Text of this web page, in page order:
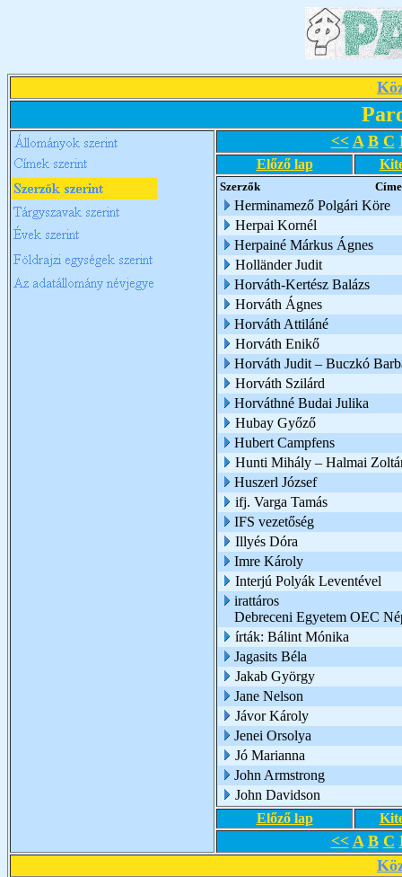
<< A B C
Előző lap
Szerzők
Herminamező Polgári Köre
Herpai Kornél
Herpainé Márkus Ágnes
Holländer Judit
Horváth-Kertész Balázs
Horváth Ágnes
Horváth Attiláné
Horváth Enikő
Horváth Judit – Buczkó
Horváth Szilárd
Horváthné Budai Julika
Hubay Győző
Hubert Campfens
Hunti Mihály – Halmai
Huszerl József
ifj. Varga Tamás
IFS vezetőség
Illyés Dóra
Imre Károly
Interjú Polyák Leventével
irattáros
Debreceni Egyetem OEC
írták: Bálint Mónika
Jagasits Béla
Jakab György
Jane Nelson
Jávor Károly
Jenei Orsolya
Jó Marianna
John Armstrong
John Davidson
Előző lap
<< A B C